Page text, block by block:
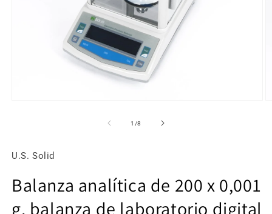
ventana
1 /de
8
U.S. Solid
Balanza analítica de 200 x 0,001
g, balanza de laboratorio digital